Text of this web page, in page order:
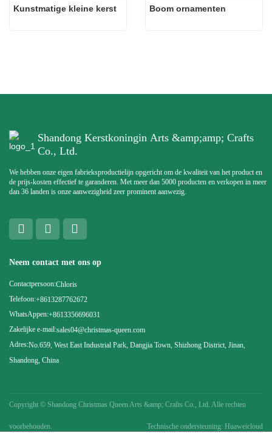
Kunstmatige kleine kerst Boom ornamenten
Shandong Kerstkoningin Arts &amp;amp; Crafts
Co., Ltd.
We hebben onze eigen fabrieksproductielijn opgericht om de kwaliteit van het product en
de prijs-kosten effectief te garanderen. Met meer dan 5000 producten en verkopen in meer
dan 36 landen is onze aanwezigheid zeer prominent aanwezig.
Neem contact met ons op
Contactpersoon:Chloris
Telefoon:+8613287762672
WhatsAppen:+8613356696031
Zakelijke e-mail:sales04@christmas-queen.com
Adres:No.659, West East Industrial Park, Dangjia Town, Shizhong District, Jinan,
Shandong, China
Copyright © Shandong Christmas Queen Arts &amp; Crafts Co., Ltd. Alle rechten
voorbehouden. Technische ondersteuning: Huaweicloud